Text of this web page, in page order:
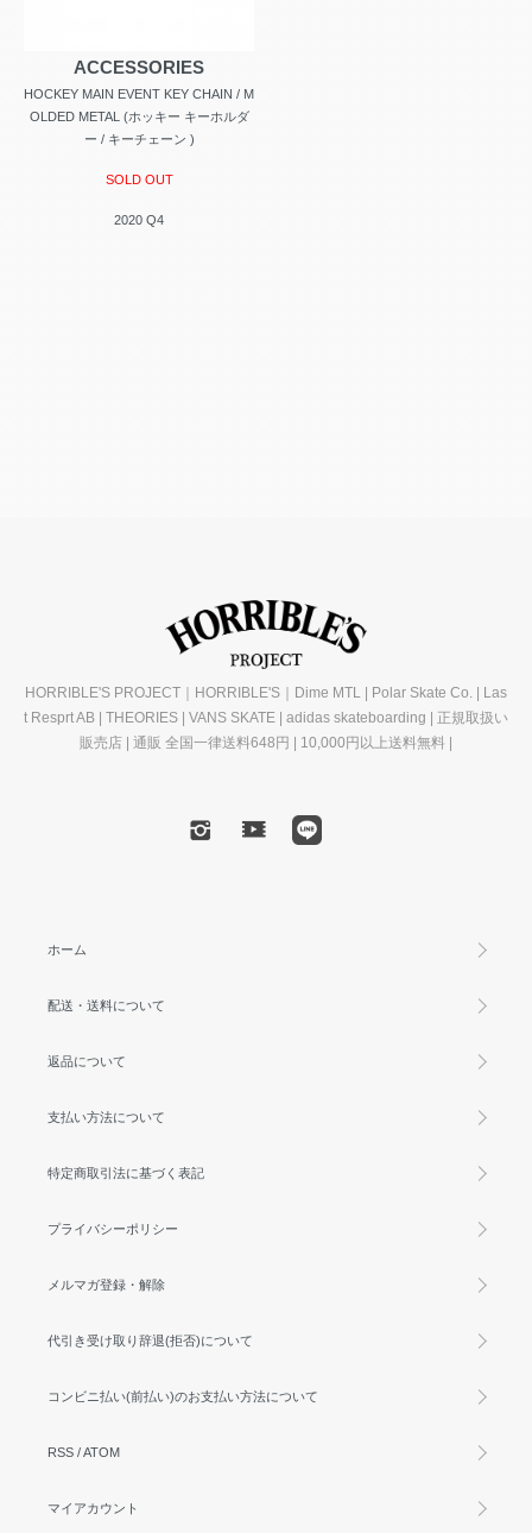
ACCESSORIES
HOCKEY MAIN EVENT KEY CHAIN / M
OLDED METAL (ホッキー キーホルダ
ー / キーチェーン )
SOLD OUT
2020 Q4
HORRIBLE'S PROJECT｜HORRIBLE'S｜Dime MTL | Polar Skate Co. | Las
t Resprt AB | THEORIES | VANS SKATE | adidas skateboarding | 正規取扱い
販売店 | 通販 全国一律送料648円 | 10,000円以上送料無料 |
ホーム
配送・送料について
返品について
支払い方法について
特定商取引法に基づく表記
プライバシーポリシー
メルマガ登録・解除
代引き受け取り辞退(拒否)について
コンビニ払い(前払い)のお支払い方法について
RSS /ATOM
マイアカウント